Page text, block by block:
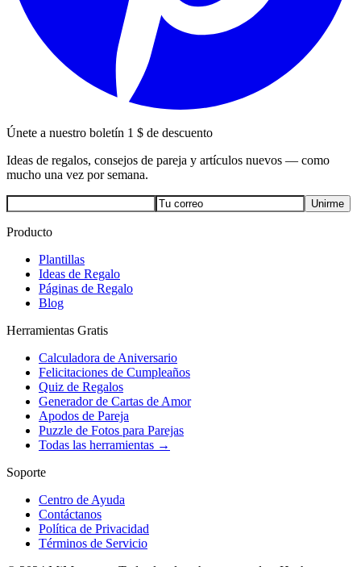
Únete a nuestro boletín 1 $ de descuento
Ideas de regalos, consejos de pareja y artículos nuevos — como
mucho una vez por semana.
Unirme
Producto
Plantillas
Ideas de Regalo
Páginas de Regalo
Blog
Herramientas Gratis
Calculadora de Aniversario
Felicitaciones de Cumpleaños
Quiz de Regalos
Generador de Cartas de Amor
Apodos de Pareja
Puzzle de Fotos para Parejas
Todas las herramientas →
Soporte
Centro de Ayuda
Contáctanos
Política de Privacidad
Términos de Servicio